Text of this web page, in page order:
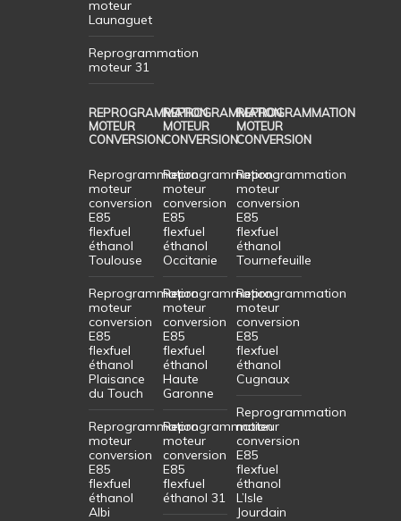
moteur
Launaguet
Reprogrammation
moteur 31
REPROGRAMMATION
MOTEUR
CONVERSION
Reprogrammation
moteur
conversion
E85
flexfuel
éthanol
Toulouse
Reprogrammation
moteur
conversion
E85
flexfuel
éthanol
Plaisance
du Touch
Reprogrammation
moteur
conversion
E85
flexfuel
éthanol
Albi
REPROGRAMMATION
MOTEUR
CONVERSION
Reprogrammation
moteur
conversion
E85
flexfuel
éthanol
Occitanie
Reprogrammation
moteur
conversion
E85
flexfuel
éthanol
Haute
Garonne
Reprogrammation
moteur
conversion
E85
flexfuel
éthanol 31
REPROGRAMMATION
MOTEUR
CONVERSION
Reprogrammation
moteur
conversion
E85
flexfuel
éthanol
Tournefeuille
Reprogrammation
moteur
conversion
E85
flexfuel
éthanol
Cugnaux
Reprogrammation
moteur
conversion
E85
flexfuel
éthanol
L’Isle
Jourdain